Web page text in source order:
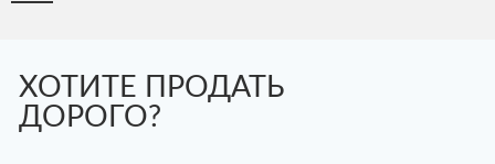
ХОТИТЕ ПРОДАТЬ
ДОРОГО?